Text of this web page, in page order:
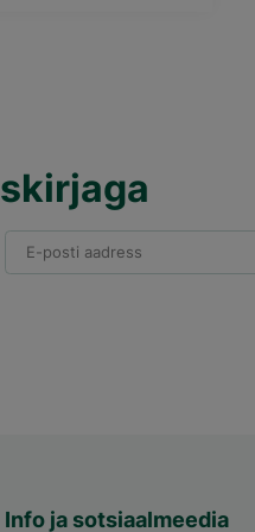
E-posti aadress
Info ja sotsiaalmeedia